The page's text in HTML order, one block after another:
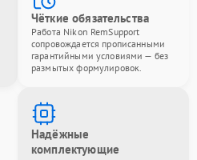
Чёткие обязательства
Работа Nikon RemSupport
сопровождается прописанными
гарантийными условиями — без
размытых формулировок.
Надёжные
комплектующие